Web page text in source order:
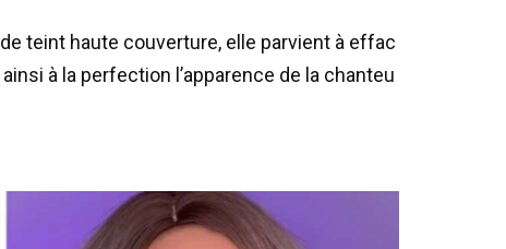
de teint haute couverture, elle parvient à effac
ainsi à la perfection ’apparence de la chanteu